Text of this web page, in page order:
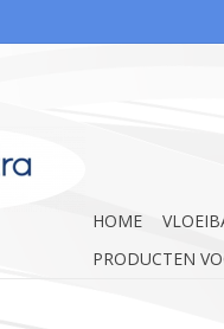
HOME
PRODUCTEN